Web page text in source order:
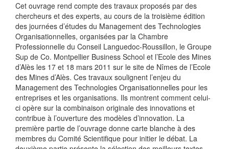
Cet ouvrage rend compte des travaux proposés par des
chercheurs et des experts, au cours de la troisième édition
des journées d’études du Management des Technologies
Organisationnelles, organisées par la Chambre
Professionnelle du Conseil Languedoc-Roussillon, le Groupe
Sup de Co. Montpellier Business School et l’Ecole des Mines
d’Alès les 17 et 18 mars 2011 sur le site de Nîmes de l’Ecole
des Mines d’Alès. Ces travaux soulignent l’enjeu du
Management des Technologies Organisationnelles pour les
entreprises et les organisations. Ils montrent comment celui-
ci opère sur la combinaison originale des innovations et
contribue à l’ouverture des modèles d’innovation. La
première partie de l’ouvrage donne carte blanche à des
membres du Comité Scientifique pour initier le débat. La